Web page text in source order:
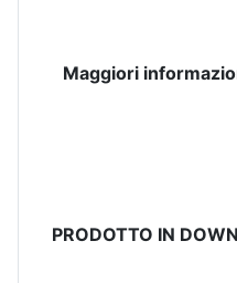
Maggiori
PRODOTTO IN